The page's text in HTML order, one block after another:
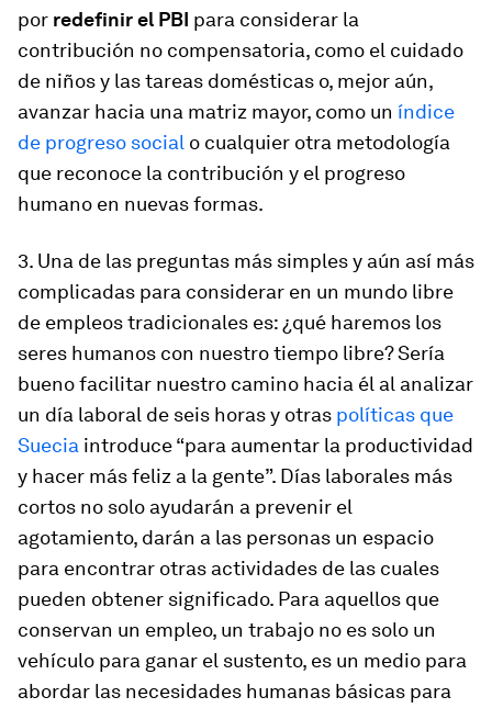
por redefinir el PBI para considerar la
contribución no compensatoria, como el cuidado
de niños y las tareas domésticas o, mejor aún,
avanzar hacia una matriz mayor, como un índice
de progreso social o cualquier otra metodología
que reconoce la contribución y el progreso
humano en nuevas formas.
3. Una de las preguntas más simples y aún así más
complicadas para considerar en un mundo libre
de empleos tradicionales es: ¿qué haremos los
seres humanos con nuestro tiempo libre? Sería
bueno facilitar nuestro camino hacia él al analizar
un día laboral de seis horas y otras políticas que
Suecia introduce “para aumentar la productividad
y hacer más feliz a la gente”. Días laborales más
cortos no solo ayudarán a prevenir el
agotamiento, darán a las personas un espacio
para encontrar otras actividades de las cuales
pueden obtener significado. Para aquellos que
conservan un empleo, un trabajo no es solo un
vehículo para ganar el sustento, es un medio para
abordar las necesidades humanas básicas para